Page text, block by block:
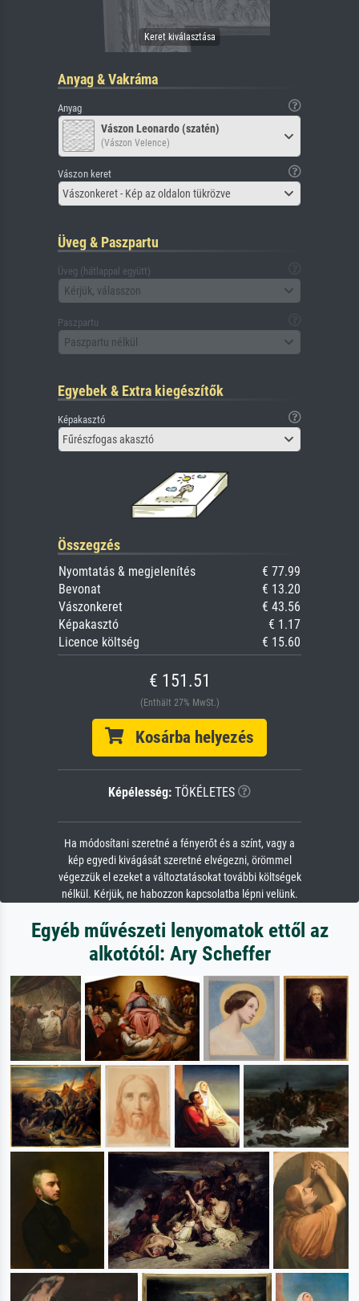
Anyag & Vakráma
Anyag
Vászon Leonardo (szatén)
(Vászon Velence)
Vászon keret
Vászonkeret - Kép az oldalon tükrözve
Üveg & Paszpartu
Üveg (hátlappal együtt)
Kérjük, válasszon
Paszpartu
Paszpartu nélkül
Egyebek & Extra kiegészítők
Képakasztó
Fűrészfogas akasztó
Összegzés
Nyomtatás & megjelenítés
€ 77.99
Bevonat
€ 13.20
Vászonkeret
€ 43.56
Képakasztó
€ 1.17
Licence költség
€ 15.60
€ 151.51
(Enthält 27% MwSt.)
Kosárba helyezés
Képélesség: TÖKÉLETES
Ha módosítani szeretné a fényerőt és a színt, vagy a
kép egyedi kivágását szeretné elvégezni, örömmel
végezzük el ezeket a változtatásokat további költségek
nélkül. Kérjük, ne habozzon kapcsolatba lépni velünk.
Egyéb művészeti lenyomatok ettől az
alkotótól: Ary Scheffer